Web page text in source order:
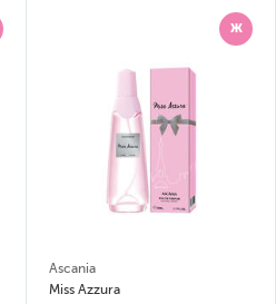
Ж
Ascania
Miss Azzura